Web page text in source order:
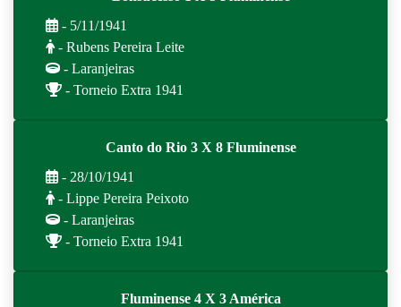
- 5/11/1941
- Rubens Pereira Leite
- Laranjeiras
- Torneio Extra 1941
Canto do Rio 3 X 8 Fluminense
- 28/10/1941
- Lippe Pereira Peixoto
- Laranjeiras
- Torneio Extra 1941
Fluminense 4 X 3 América